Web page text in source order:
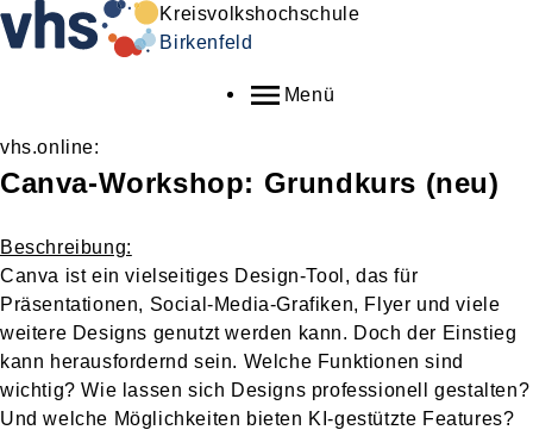
Kreisvolkshochschule
Birkenfeld
Menü
vhs.online:
Canva-Workshop: Grundkurs neu
Beschreibung:
Canva ist ein vielseitiges Design-Tool, das für
Präsentationen, Social-Media-Grafiken, Flyer und viele
weitere Designs genutzt werden kann. Doch der Einstieg
kann herausfordernd sein. Welche Funktionen sind
wichtig? Wie lassen sich Designs professionell gestalten?
Und welche Möglichkeiten bieten KI-gestützte Features?